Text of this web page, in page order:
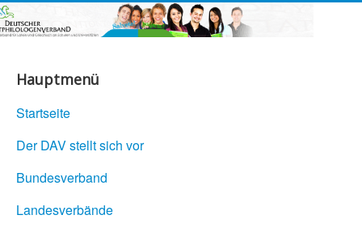
Hauptmenü
Startseite
Der DAV stellt sich vor
Bundesverband
Landesverbände